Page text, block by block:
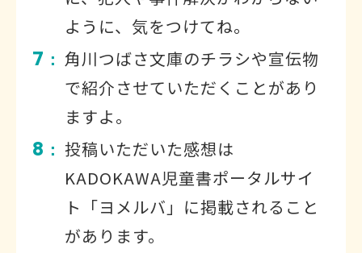
ように、気をつけてね。
7 ： 角川つばさ文庫のチラシや宣伝物
で紹介させていただくことがあり
ますよ。
8 ： 投稿いただいた感想は
KADOKAWA児童書ポータルサイ
ト「ヨメルバ」に掲載されること
があります。